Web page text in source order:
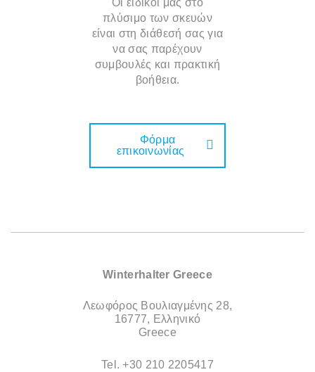
Οι ειδικοί μας στο
πλύσιμο των σκευών
είναι στη διάθεσή σας για
να σας παρέχουν
συμβουλές και πρακτική
βοήθεια.
Φόρμα
επικοινωνίας
Winterhalter Greece
Λεωφόρος Βουλιαγμένης 28,
16777, Ελληνικό
Greece
Tel.+30 210 2205417